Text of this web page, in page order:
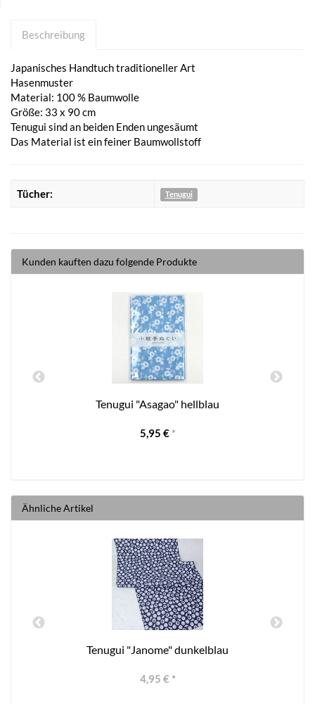
Beschreibung
Japanisches Handtuch traditioneller Art
Hasenmuster
Material: 100 % Baumwolle
Größe: 33 x 90 cm
Tenugui sind an beiden Enden ungesäumt
Das Material ist ein feiner Baumwollstoff
Tücher: Tenugui
Kunden kauften dazu folgende Produkte
Tenugui "Asagao" hellblau
5,95 € *
Ähnliche Artikel
Tenugui "Janome" dunkelblau
4,95 € *